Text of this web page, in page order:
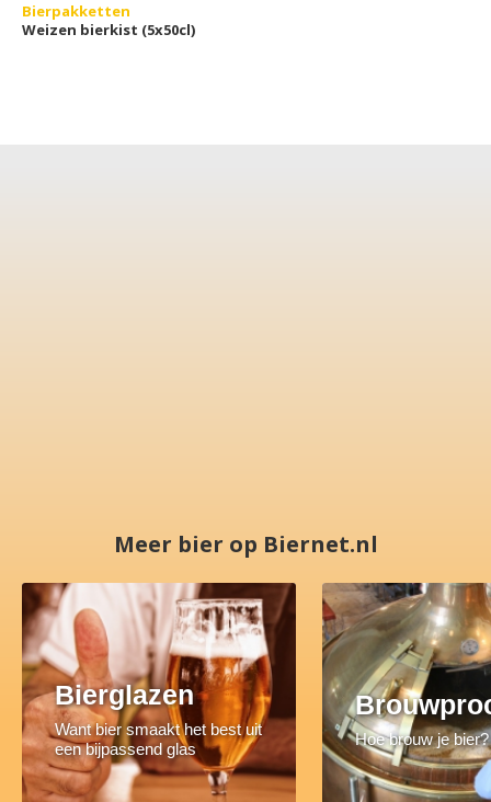
Bierpakketten
Weizen bierkist (5x50cl)
Meer bier op Biernet.nl
Bierglazen
Want bier smaakt het best uit
een bijpassend glas
Hoe brouw je bier?